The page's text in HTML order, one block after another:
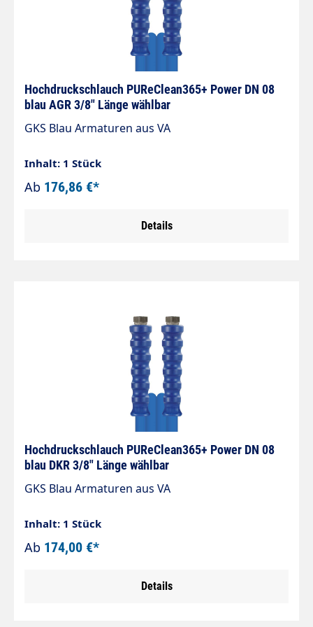
verrottungsfeste Synthetikfasern Hergestellt aus
lebensmittelrechtlich unbedenklichen
Kunststoffen gemäß Richtlinie 1935/2004/EG.
Besonders geeignet für die
Lebensmittelindustrie.
Hochdruckschlauch PUReClean365+ Power DN 08
blau AGR 3/8" Länge wählbar
GKS Blau Armaturen aus VA
Inhalt: 1 Stück
Ab 176,86 €*
Details
Hochdruckschlauch PUReClean365+ Power DN 08
blau DKR 3/8" Länge wählbar
GKS Blau Armaturen aus VA
Inhalt: 1 Stück
Ab 174,00 €*
Details